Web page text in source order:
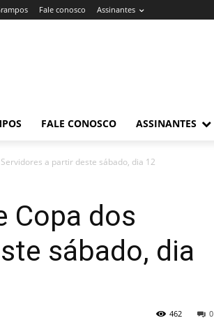
Fale conosco Assinantes
FALE CONOSCO ASSINANTES
a partir deste sábado, dia 12
Copa dos
sábado, dia
0
462